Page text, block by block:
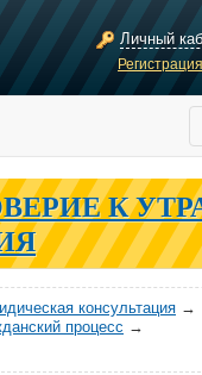
Личный
К
консультация →
процесс →